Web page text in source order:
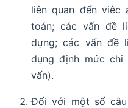
liên quan đến viêc
toán; các vấn đề
dựng; các vấn đề
dụng định mức
vấn).
Đối với một số